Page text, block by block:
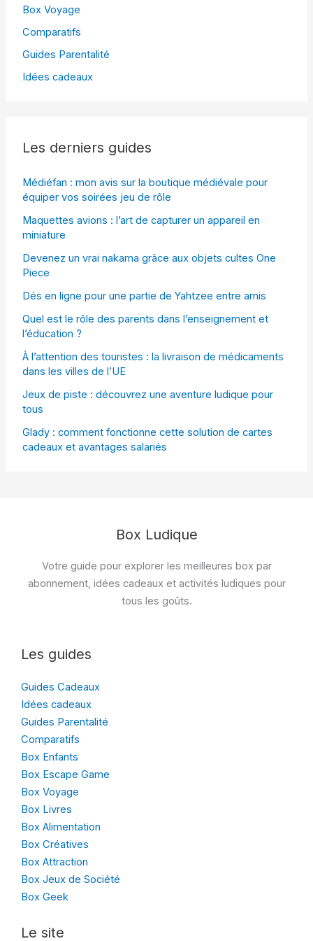
Box Voyage
Comparatifs
Guides Parentalité
Idées cadeaux
Les derniers guides
Médiéfan : mon avis sur la boutique médiévale pour
équiper vos soirées jeu de rôle
Maquettes avions : l’art de capturer un appareil en
miniature
Devenez un vrai nakama grâce aux objets cultes One
Piece
Dés en ligne pour une partie de Yahtzee entre amis
Quel est le rôle des parents dans l’enseignement et
l’éducation ?
À l’attention des touristes : la livraison de médicaments
dans les villes de l’UE
Jeux de piste : découvrez une aventure ludique pour
tous
Glady : comment fonctionne cette solution de cartes
cadeaux et avantages salariés
Box Ludique
Votre guide pour explorer les meilleures box par
abonnement, idées cadeaux et activités ludiques pour
tous les goûts.
Les guides
Guides Cadeaux
Idées cadeaux
Guides Parentalité
Comparatifs
Box Enfants
Box Escape Game
Box Voyage
Box Livres
Box Alimentation
Box Créatives
Box Attraction
Box Jeux de Société
Box Geek
Le site